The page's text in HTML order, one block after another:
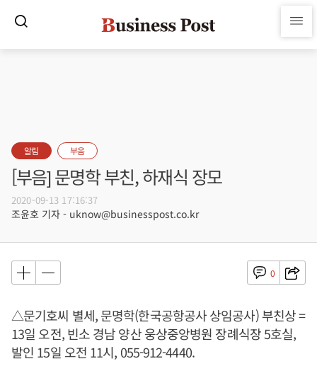
알림 부음
[부음] 문명학 부친, 하재식 장모
2020-09-13 17:16:37
조윤호 기자 - uknow@businesspost.co.kr
0
△문기호씨 별세, 문명학(한국공항공사 상임공사) 부친상 =
13일 오전, 빈소 경남 양산 웅상중앙병원 장례식장 5호실,
발인 15일 오전 11시, 055-912-4440.